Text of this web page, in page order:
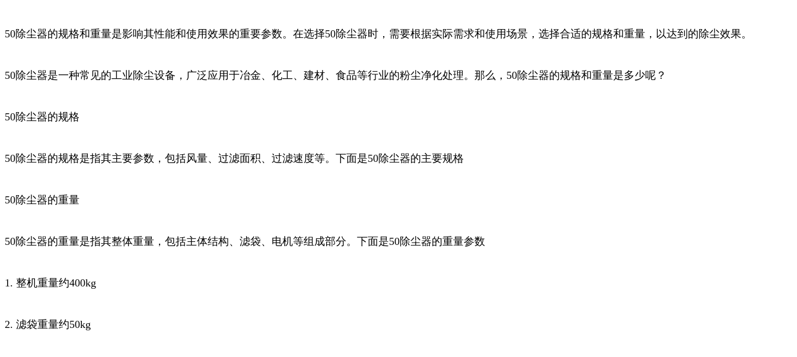
50除尘器的规格和重量是影响其性能和使用效果的重要参数。在选择50除尘器时，需要根据实际需求和使用场景，选择合适的规格和重量，以达到的除尘效果。
50除尘器是一种常见的工业除尘设备，广泛应用于冶金、化工、建材、食品等行业的粉尘净化处理。那么，50除尘器的规格和重量是多少呢？
50除尘器的规格
50除尘器的规格是指其主要参数，包括风量、过滤面积、过滤速度等。下面是50除尘器的主要规格
50除尘器的重量
50除尘器的重量是指其整体重量，包括主体结构、滤袋、电机等组成部分。下面是50除尘器的重量参数
1. 整机重量约400kg
2. 滤袋重量约50kg